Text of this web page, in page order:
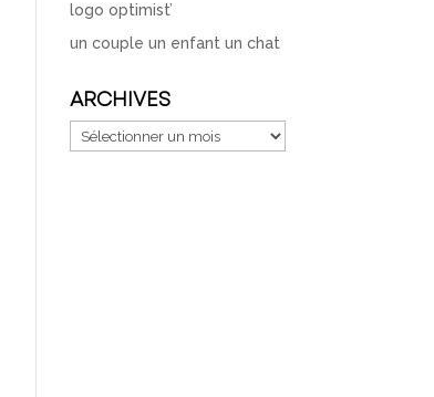
logo optimist’
un couple un enfant un chat
ARCHIVES
Archives